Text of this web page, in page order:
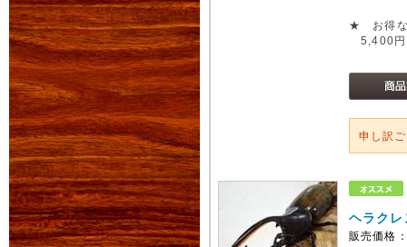
★ お得
5,400
申し訳
ヘラク
販売価格